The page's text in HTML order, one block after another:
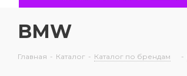
BMW
Главная - Каталог - Каталог по брендам -